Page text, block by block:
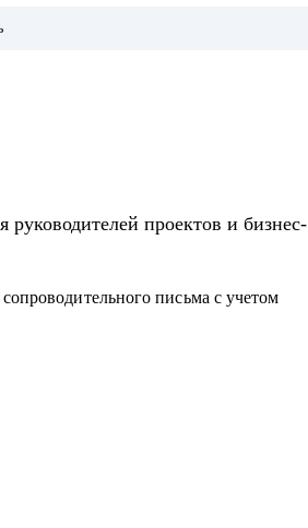
себя в новой специальности.
начать.
проектов и бизнес-
письма с учетом